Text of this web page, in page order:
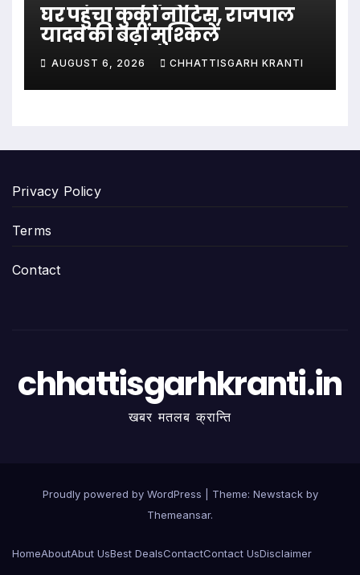
घर पहुंचा कुर्की नोटिस, राजपाल
यादव की बढ़ीं मुश्किलें
AUGUST 6, 2026 CHHATTISGARH KRANTI
Privacy Policy
Terms
Contact
chhattisgarhkranti.in
खबर मतलब क्रान्ति
Proudly powered by WordPress Theme: Newstackby
Themeansar.
HomeAboutAbut UsBest DealsContactContact UsDisclaimer